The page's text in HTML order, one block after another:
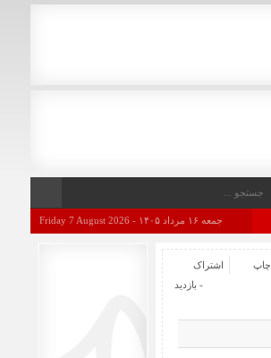
جمعه ۱۶ مرداد ۱۴۰۵ - Friday 7 August 2026
اشتراک چاپ
- بازدید